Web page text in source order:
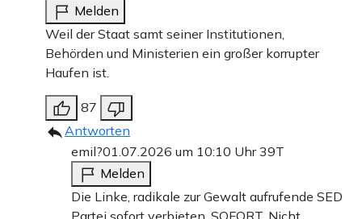
Melden
Weil der Staat samt seiner Institutionen,
Behörden und Ministerien ein großer korrupter
Haufen ist.
87
Antworten
emil?01.07.2026 um 10:10 Uhr39T
Melden
Die Linke, radikale zur Gewalt aufrufende SED